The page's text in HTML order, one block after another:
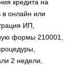
кредита на
в онлайн или
ИП,
формы 210001,
2 недели,